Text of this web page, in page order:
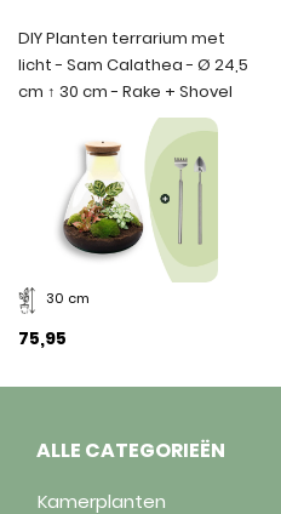
DIY Planten terrarium met
licht - Sam Calathea - Ø 24,5
cm ↑ 30 cm - Rake + Shovel
30 cm
75,95
ALLE CATEGORIEËN
Kamerplanten